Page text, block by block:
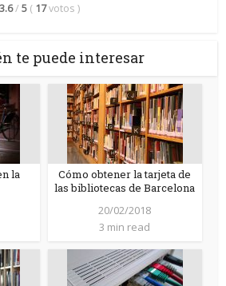
3.6/ 5 ( 17votos )
te puede interesar
la
Cómo obtener la tarjeta de
las bibliotecas de Barcelona
20/02/2018
3 min read